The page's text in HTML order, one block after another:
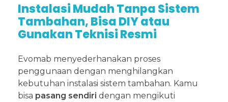
Instalasi Mudah Tanpa Sistem
Tambahan, Bisa DIY atau
Gunakan Teknisi Resmi
Evomab menyederhanakan proses
penggunaan dengan menghilangkan
kebutuhan instalasi sistem tambahan. Kamu
bisa pasang sendiri dengan mengikuti